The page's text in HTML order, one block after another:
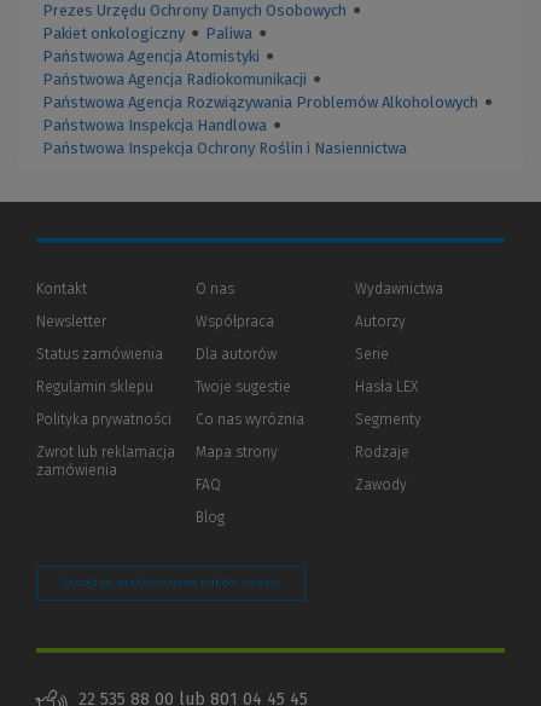
Prezes Urzędu Ochrony Danych Osobowych ●
Pakiet onkologiczny ● Paliwa ●
Państwowa Agencja Atomistyki ●
Państwowa Agencja Radiokomunikacji ●
Państwowa Agencja Rozwiązywania Problemów Alkoholowych ●
Państwowa Inspekcja Handlowa ●
Państwowa Inspekcja Ochrony Roślin i Nasiennictwa
Kontakt
Newsletter
Status zamówienia
Regulamin sklepu
Polityka prywatności (Nowe
(Link
innej
Zwrot lub reklamacja
zamówienia
O nas
Współpraca
Dla autorów(Nowe
(Link
innej
strony)
Twoje sugestie
Co nas wyróżnia
Mapa strony
FAQ
Blog
Wydawnictwa
Autorzy
Serie
Hasła LEX
Segmenty
Rodzaje
Zawody
Zarządzaj preferencjami plików cookie
22 535 88 00 lub 801 04 45 45